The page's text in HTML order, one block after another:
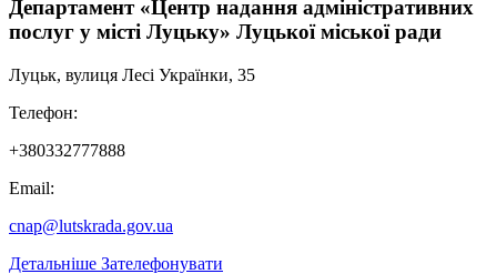
Департамент «Центр надання адміністративних
послуг у місті Луцьку» Луцької міської ради
Луцьк, вулиця Лесі Українки, 35
Телефон:
+380332777888
Email:
cnap@lutskrada.gov.ua
Детальніше Зателефонувати